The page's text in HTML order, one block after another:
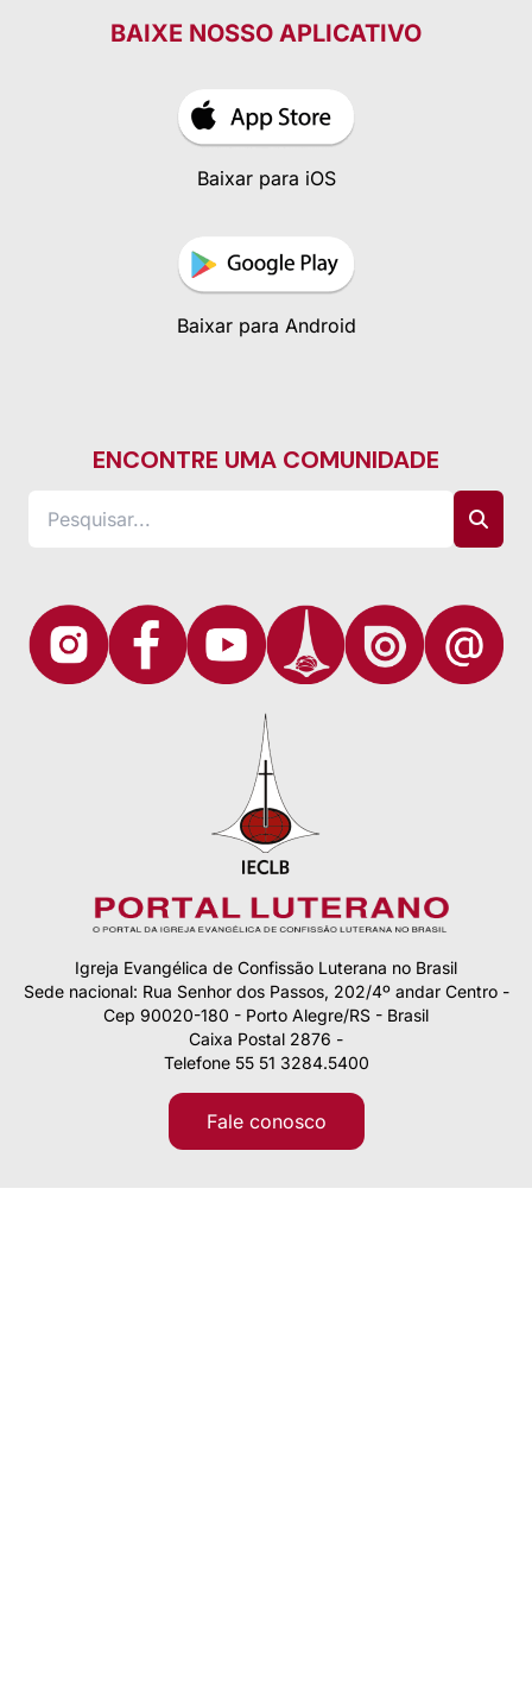
BAIXE NOSSO APLICATIVO
Baixar para iOS
Baixar para Android
ENCONTRE UMA COMUNIDADE
Igreja Evangélica de Confissão Luterana no Brasil
Sede nacional: Rua Senhor dos Passos, 202/4º andar Centro -
Cep 90020-180 - Porto Alegre/RS - Brasil
Caixa Postal 2876 -
Telefone 55 51 3284.5400
Fale conosco